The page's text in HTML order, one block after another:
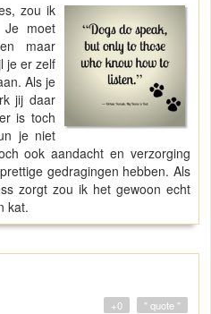
zou ik
Je moet
maar
je er zelf
Als je
jij daar
is toch
je niet
ook aandacht en verzorging
gedragingen hebben. Als
zorgt zou ik het gewoon echt
kat.
" quote "
+0